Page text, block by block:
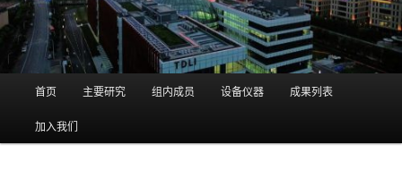
首页 主要研究 组内成员 设备仪器 成果列表
加入我们